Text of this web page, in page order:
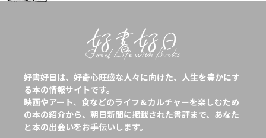
好書好日は、好奇心旺盛な人々に向けた、人生を豊かにす
る本の情報サイトです。
映画やアート、食などのライフ＆カルチャーを楽しむため
の本の紹介から、朝日新聞に掲載された書評まで、あなた
と本の出会いをお手伝いします。